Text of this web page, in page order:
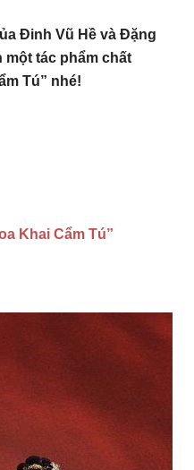
Đinh Vũ Hề và Đặng
một tác phẩm chất
Tú” nhé!
Khai Cẩm Tú”